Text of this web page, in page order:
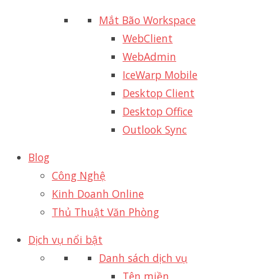
Mắt Bão Workspace
WebClient
WebAdmin
IceWarp Mobile
Desktop Client
Desktop Office
Outlook Sync
Blog
Công Nghệ
Kinh Doanh Online
Thủ Thuật Văn Phòng
Dịch vụ nổi bật
Danh sách dịch vụ
Tên miền